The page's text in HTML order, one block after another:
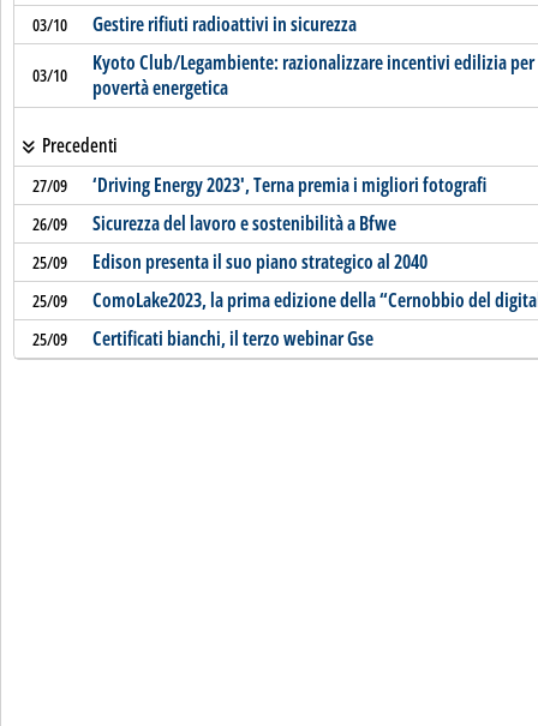
03/10 Gestire rifiuti radioattivi in sicurezza
03/10
Kyoto Club/Legambiente: razionalizzare incentivi edilizia
povertà energetica
Precedenti
27/09 ‘Driving Energy 2023', Terna premia i migliori fotografi
26/09 Sicurezza del lavoro e sostenibilità a Bfwe
25/09 Edison presenta il suo piano strategico al 2040
25/09 ComoLake2023, la prima edizione della “Cernobbio del
25/09 Certificati bianchi, il terzo webinar Gse